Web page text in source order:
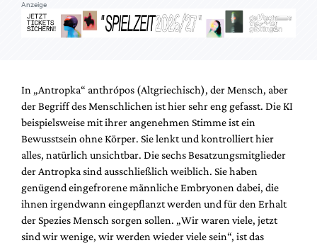
Anzeige
In „Antropka“ anthrópos (Altgriechisch), der Mensch, aber
der Begriff des Menschlichen ist hier sehr eng gefasst. Die KI
beispielsweise mit ihrer angenehmen Stimme ist ein
Bewusstsein ohne Körper. Sie lenkt und kontrolliert hier
alles, natürlich unsichtbar. Die sechs Besatzungsmitglieder
der Antropka sind ausschließlich weiblich. Sie haben
genügend eingefrorene männliche Embryonen dabei, die
ihnen irgendwann eingepflanzt werden und für den Erhalt
der Spezies Mensch sorgen sollen. „Wir waren viele, jetzt
sind wir wenige, wir werden wieder viele sein“, ist das